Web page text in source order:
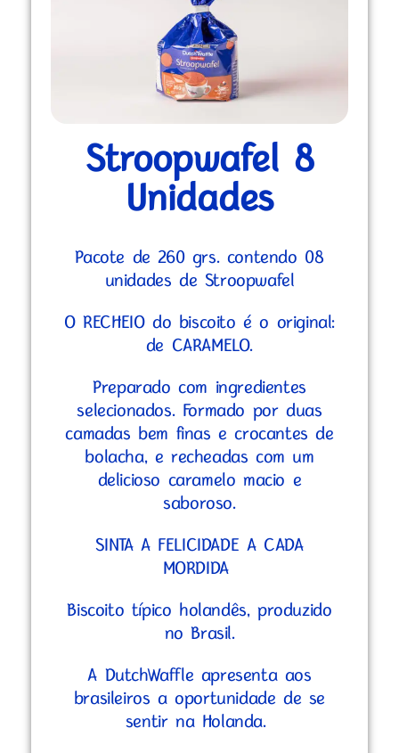
Stroopwafel 8
Unidades
Pacote de 260 grs. contendo 08
unidades de Stroopwafel
O RECHEIO do biscoito é o original:
de CARAMELO.
Preparado com ingredientes
selecionados. Formado por duas
camadas bem finas e crocantes de
bolacha, e recheadas com um
delicioso caramelo macio e
saboroso.
SINTA A FELICIDADE A CADA
MORDIDA
Biscoito típico holandês, produzido
no Brasil.
A DutchWaffle apresenta aos
brasileiros a oportunidade de se
sentir na Holanda.